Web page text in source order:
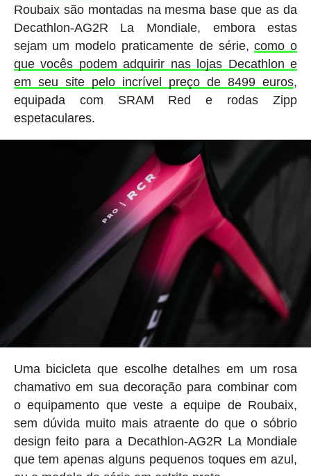
Roubaix são montadas na mesma base que as da
Decathlon-AG2R La Mondiale, embora estas
sejam um modelo praticamente de série,como o
que vocês podem adquirir nas lojas Decathlon e
em seu site pelo incrível preço de 8499 euros,
equipada com SRAM Red e rodas Zipp
espetaculares.
Uma bicicleta que escolhe detalhes em um rosa
chamativo em sua decoração para combinar com
o equipamento que veste a equipe de Roubaix,
sem dúvida muito mais atraente do que o sóbrio
design feito para a Decathlon-AG2R La Mondiale
que tem apenas alguns pequenos toques em azul,